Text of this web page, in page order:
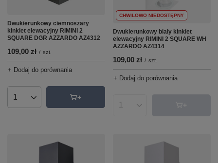
Dwukierunkowy ciemnoszary
kinkiet elewacyjny RIMINI 2
SQUARE DGR AZZARDO AZ4312
109,00 zł / szt.
+ Dodaj do porównania
Ilość produktów
CHWILOWO NIEDOSTĘPNY
Dwukierunkowy biały kinkiet
elewacyjny RIMINI 2 SQUARE WH
AZZARDO AZ4314
109,00 zł / szt.
+ Dodaj do porównania
Ilość produktów